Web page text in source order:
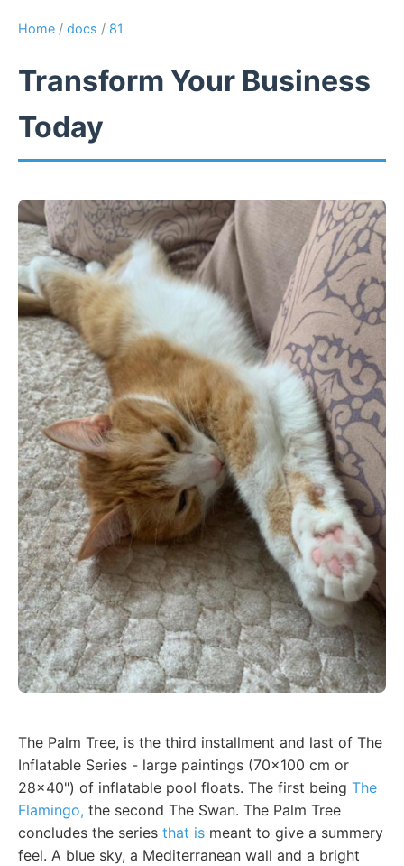
Home / docs / 81
Transform Your Business
Today
The Palm Tree, is the third installment and last of The
Inflatable Series - large paintings (70x100 cm or
28x40") of inflatable pool floats. The first being The
Flamingo, the second The Swan. The Palm Tree
concludes the series that is meant to give a summery
feel. A blue sky, a Mediterranean wall and a bright